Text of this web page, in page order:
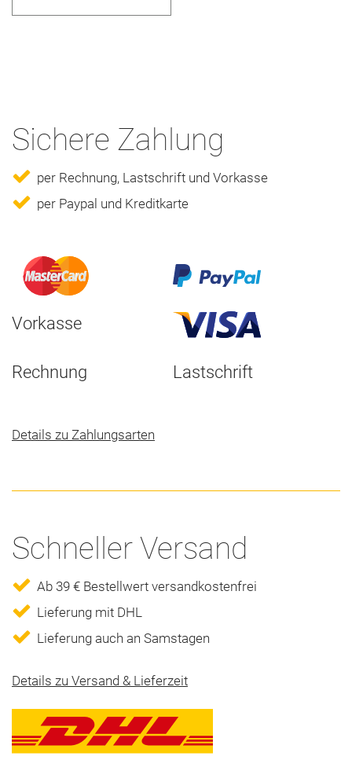
Sichere Zahlung
per Rechnung, Lastschrift und Vorkasse
per Paypal und Kreditkarte
Vorkasse
Rechnung Lastschrift
Details zu Zahlungsarten
Schneller Versand
Ab 39 € Bestellwert versandkostenfrei
Lieferung mit DHL
Lieferung auch an Samstagen
Details zu Versand & Lieferzeit